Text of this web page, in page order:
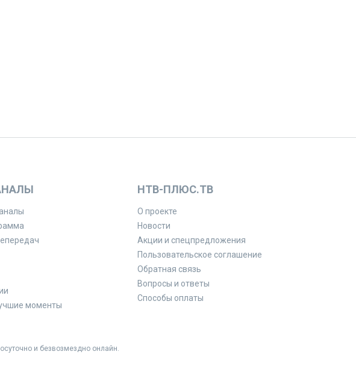
моменты
НТВ-ПЛЮС.ТВ
О проекте
Новости
Акции и спецпредложения
Пользовательское соглашение
Обратная связь
Вопросы и ответы
Способы оплаты
и безвозмездно онлайн.